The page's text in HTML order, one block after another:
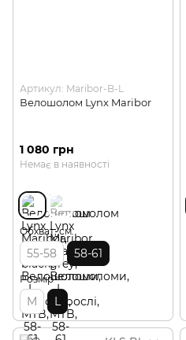
Артикул: Maribor-B-L
Велошолом Lynx Maribor
1 080 грн
Немає в наявності
Обхват, см
55-58 58-61
Розмір
M L